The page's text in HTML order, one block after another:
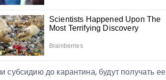
субсидию до карантина, будут получать ее